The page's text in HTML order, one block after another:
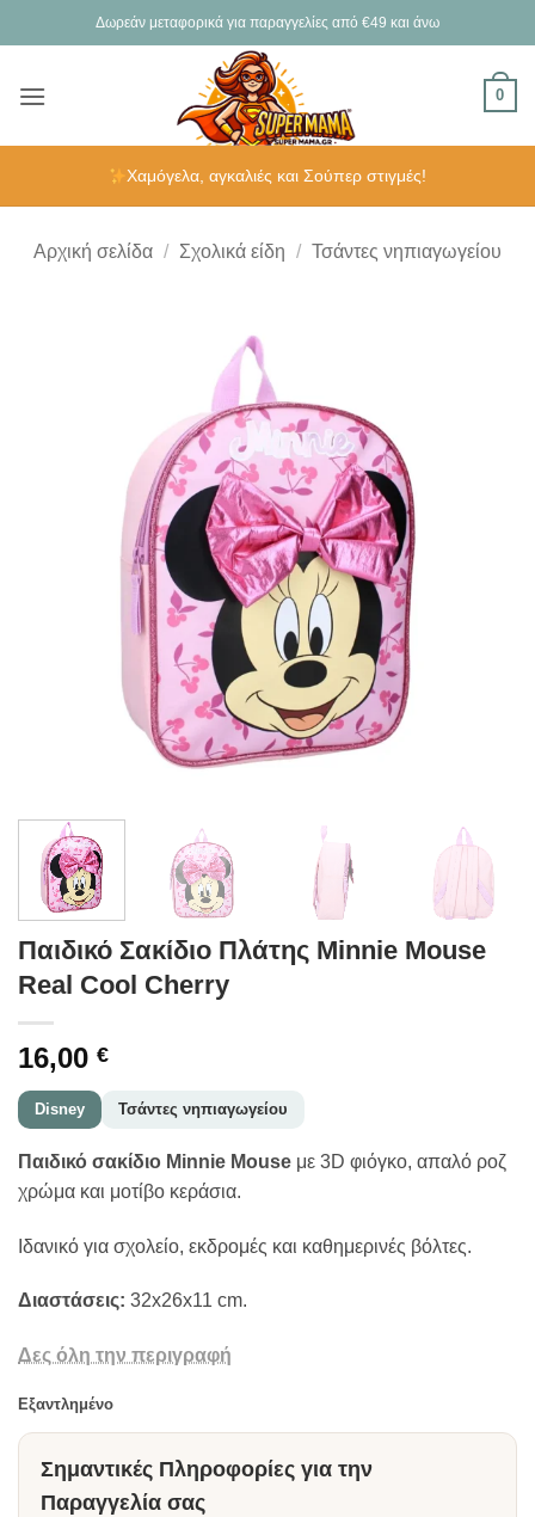
στο
Δωρεάν μεταφορικά για παραγγελίες από €49 και άνω
0
Χαμόγελα, αγκαλιές και Σούπερ στιγμές!
Αρχική σελίδα / Σχολικά είδη / Τσάντες νηπιαγωγείου
Παιδικό Σακίδιο Πλάτης Minnie Mouse
Real Cool Cherry
16,00 €
Disney Τσάντες νηπιαγωγείου
Παιδικό σακίδιο Minnie Mouse με 3D φιόγκο, απαλό ροζ
χρώμα και μοτίβο κεράσια.
Ιδανικό για σχολείο, εκδρομές και καθημερινές βόλτες.
Διαστάσεις: 32x26x11 cm.
Δες όλη την περιγραφή
Εξαντλημένο
Σημαντικές Πληροφορίες για την
Παραγγελία σας